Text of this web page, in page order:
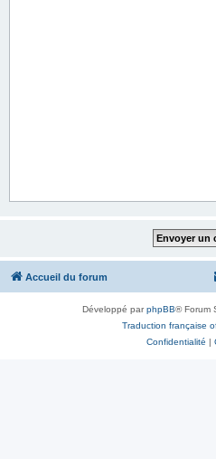
Accueil du forum
Développé parphpBB® Forum
Traduction française
Confidentialité |